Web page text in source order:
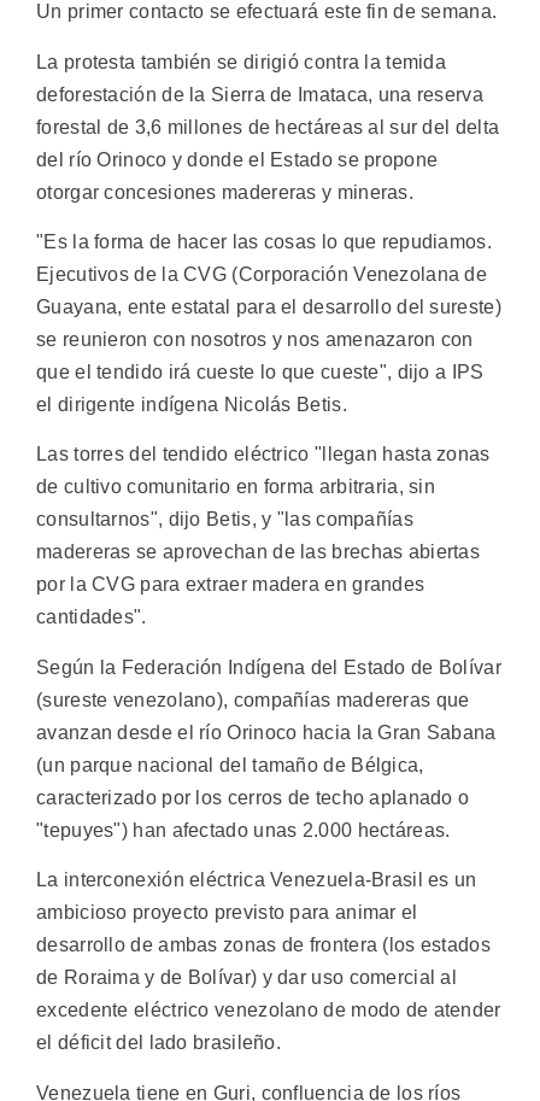
Un primer contacto se efectuará este fin de semana.
La protesta también se dirigió contra la temida
deforestación de la Sierra de Imataca, una reserva
forestal de 3,6 millones de hectáreas al sur del delta
del río Orinoco y donde el Estado se propone
otorgar concesiones madereras y mineras.
"Es la forma de hacer las cosas lo que repudiamos.
Ejecutivos de la CVG (Corporación Venezolana de
Guayana, ente estatal para el desarrollo del sureste)
se reunieron con nosotros y nos amenazaron con
que el tendido irá cueste lo que cueste", dijo a IPS
el dirigente indígena Nicolás Betis.
Las torres del tendido eléctrico "llegan hasta zonas
de cultivo comunitario en forma arbitraria, sin
consultarnos", dijo Betis, y "las compañías
madereras se aprovechan de las brechas abiertas
por la CVG para extraer madera en grandes
cantidades".
Según la Federación Indígena del Estado de Bolívar
(sureste venezolano), compañías madereras que
avanzan desde el río Orinoco hacia la Gran Sabana
(un parque nacional del tamaño de Bélgica,
caracterizado por los cerros de techo aplanado o
"tepuyes") han afectado unas 2.000 hectáreas.
La interconexión eléctrica Venezuela-Brasil es un
ambicioso proyecto previsto para animar el
desarrollo de ambas zonas de frontera (los estados
de Roraima y de Bolívar) y dar uso comercial al
excedente eléctrico venezolano de modo de atender
el déficit del lado brasileño.
Venezuela tiene en Guri, confluencia de los ríos